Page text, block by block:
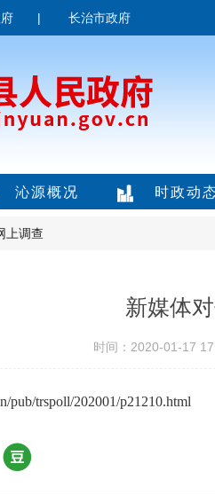
| 长治市政府
沁源概况 时政动
上调查
新媒体
时间：2020-01-
pub/trspoll/202001/p21210.html